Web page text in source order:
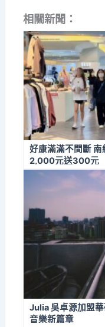
相關新聞：
好康滿滿不間斷
2,000元送300元
Julia 吳卓源加盟
音樂新篇章